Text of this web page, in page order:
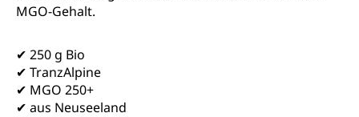
MGO-Gehalt.
✔ 250 g Bio
✔ TranzAlpine
✔ MGO 250+
✔ aus Neuseeland